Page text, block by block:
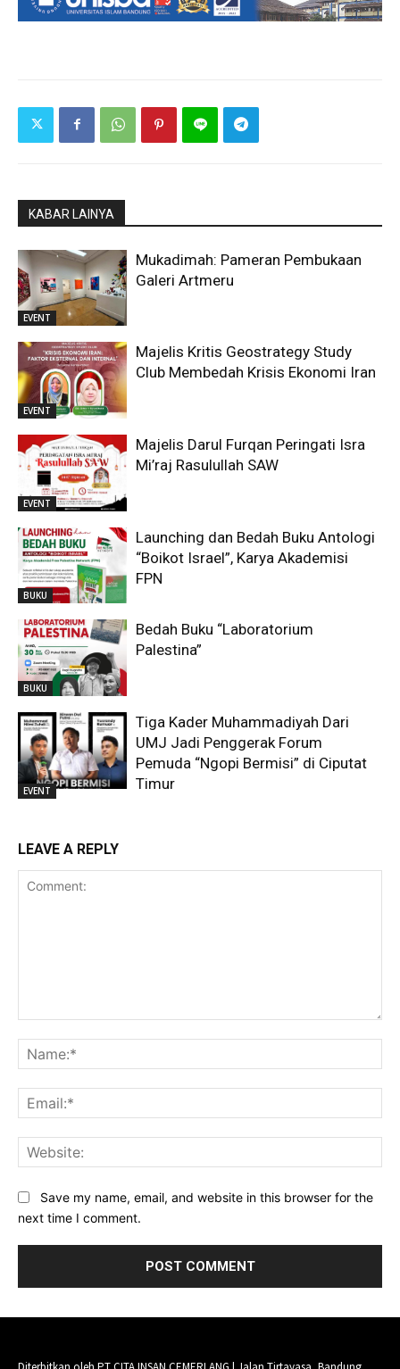
KABAR LAINYA
EVENT
Mukadimah: Pameran Pembukaan
Galeri Artmeru
EVENT
Majelis Kritis Geostrategy Study
Club Membedah Krisis Ekonomi Iran
EVENT
Majelis Darul Furqan Peringati Isra
Mi’raj Rasulullah SAW
BUKU
Launching dan Bedah Buku Antologi
“Boikot Israel”, Karya Akademisi
FPN
BUKU
Bedah Buku “Laboratorium
Palestina”
EVENT
Tiga Kader Muhammadiyah Dari
UMJ Jadi Penggerak Forum
Pemuda “Ngopi Bermisi” di Ciputat
Timur
LEAVE A REPLY
Save my name, email, and website in this browser for the
next time I comment.